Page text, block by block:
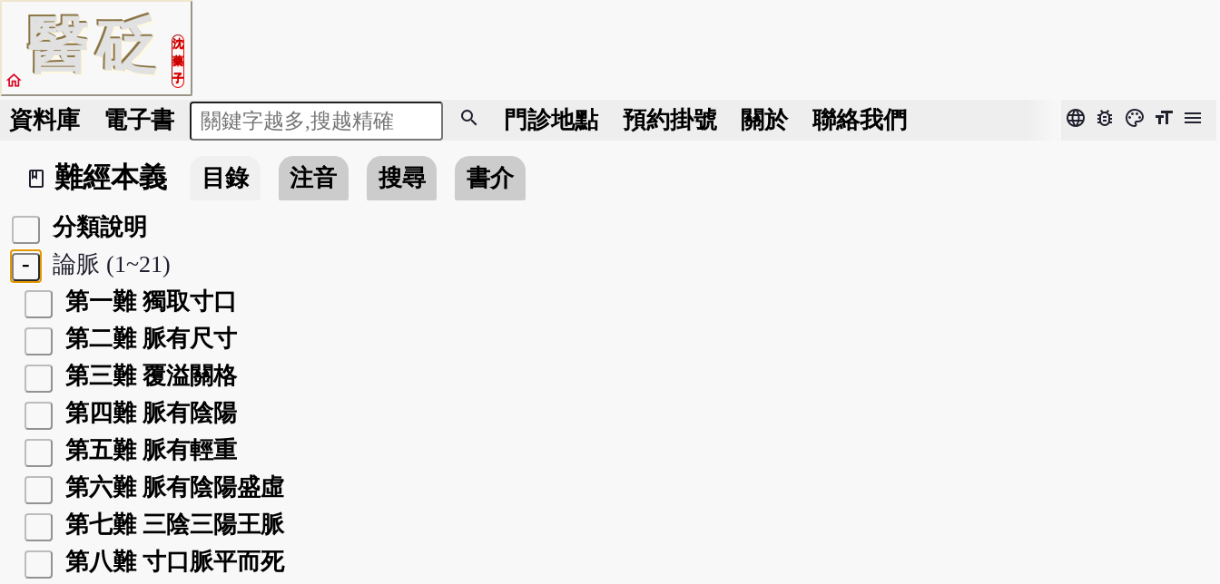
醫砭
沈
藥
子
home
資料庫 電子書 search 門診地點 預約掛號 關於 聯絡我們 language bug_report color_lens format_size menu
book_2
難經本義 目錄 注音 搜尋
書介
分類說明
-
論脈 (1~21)
第一難 獨取寸口
第二難 脈有尺寸
第三難 覆溢關格
第四難 脈有陰陽
第五難 脈有輕重
第六難 脈有陰陽盛虛
第七難 三陰三陽王脈
第八難 寸口脈平而死